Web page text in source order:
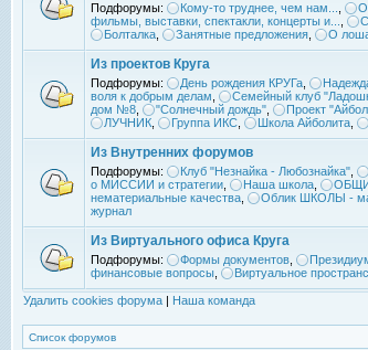
Подфорумы:
Кому-то труднее, чем нам...
фильмы, выставки, спектакли, концерты и...
Болталка
Занятные предложения О
Из проектов Круга
Подфорумы: День рождения КРУГа
воля к добрым делам
Семейный клуб
дом №8
"Солнечный дождь" Проект
ЛУЧНИК
Группа ИКС Школа Айболита
Из Внутренних форумов
Подфорумы: Клуб "Незнайка - Любознайка"
о МИССИИ и стратегии
Наша школа
нематериальные качества
Облик ШКОЛЫ -
журнал
Из Виртуального офиса Круга
Подфорумы: Формы документов
финансовые вопросы
Виртуальное
Удалить cookies форума | Наша команда
Список форумов